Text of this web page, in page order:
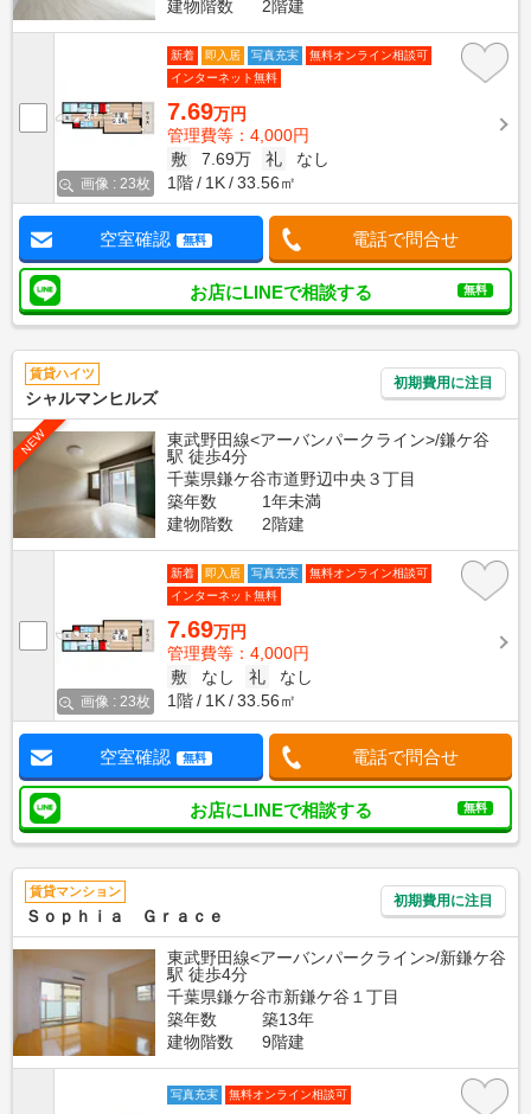
建物階数
2階建
画像 : 23枚
新着 即入居 写真充実
無料オンライン相談可
インターネット無料
7.69万円
管理費等：4,000円
敷
7.69万 礼
なし
1階
1K 33.56㎡
空室確認 無料 電話で問合せ
お店にLINEで相談する 無料
賃貸ハイツ
シャルマンヒルズ
初期費用に注目
NEW
東武野田線<アーバンパークライン>/鎌ケ谷
駅 徒歩4分
千葉県鎌ケ谷市道野辺中央３丁目
築年数
1年未満
建物階数
2階建
画像 : 23枚
新着 即入居 写真充実
無料オンライン相談可
インターネット無料
7.69万円
管理費等：4,000円
敷
なし 礼
なし
1階
1K 33.56㎡
空室確認 無料 電話で問合せ
お店にLINEで相談する 無料
賃貸マンション
Ｓｏｐｈｉａ Ｇｒａｃｅ
初期費用に注目
東武野田線<アーバンパークライン>/新鎌ケ谷
駅 徒歩4分
千葉県鎌ケ谷市新鎌ケ谷１丁目
築年数
築13年
建物階数
9階建
写真充実 無料オンライン相談可